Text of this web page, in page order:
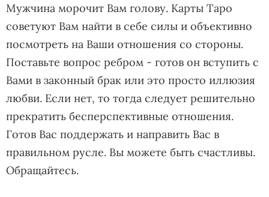
Мужчина морочит Вам голову. Карты Таро
советуют Вам найти в себе силы и объективно
посмотреть на Ваши отношения со стороны.
Поставьте вопрос ребром - готов он вступить с
Вами в законный брак или это просто иллюзия
любви. Если нет, то тогда следует решительно
прекратить бесперспективные отношения.
Готов Вас поддержать и направить Вас в
правильном русле. Вы можете быть счастливы.
Обращайтесь.